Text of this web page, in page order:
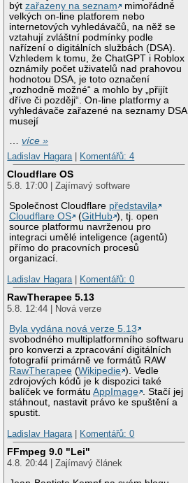
býtzařazeny na seznam
mimořádně
velkých on-line platforem nebo
internetových vyhledávačů, na něž se
vztahují zvláštní podmínky podle
nařízení o digitálních službách (DSA).
Vzhledem k tomu, že ChatGPT i Roblox
oznámily počet uživatelů nad prahovou
hodnotou DSA, je toto označení
„rozhodně možné“ a mohlo by „přijít
dříve či později“. On-line platformy a
vyhledávače zařazené na seznamy DSA
musejí
…více »
Ladislav Hagara
Komentářů: 4
Cloudflare OS
5.8. 17:00 | Zajímavý software
Společnost Cloudflare představila
Cloudflare OS
(GitHub ), tj. open
source platformu navrženou pro
integraci umělé inteligence (agentů)
přímo do pracovních procesů
organizací.
Ladislav Hagara
Komentářů: 0
RawTherapee 5.13
5.8. 12:44 | Nová verze
Byla vydána nová verze 5.13
svobodného multiplatformního softwaru
pro konverzi a zpracování digitálních
fotografií primárně ve formátů RAW
RawTherapee (Wikipedie ). Vedle
zdrojových kódů je k dispozici také
balíček ve formátuAppImage . Stačí jej
stáhnout, nastavit právo ke spuštění a
spustit.
Ladislav Hagara
Komentářů: 0
FFmpeg 9.0 "Lei"
4.8. 20:44 | Zajímavý článek